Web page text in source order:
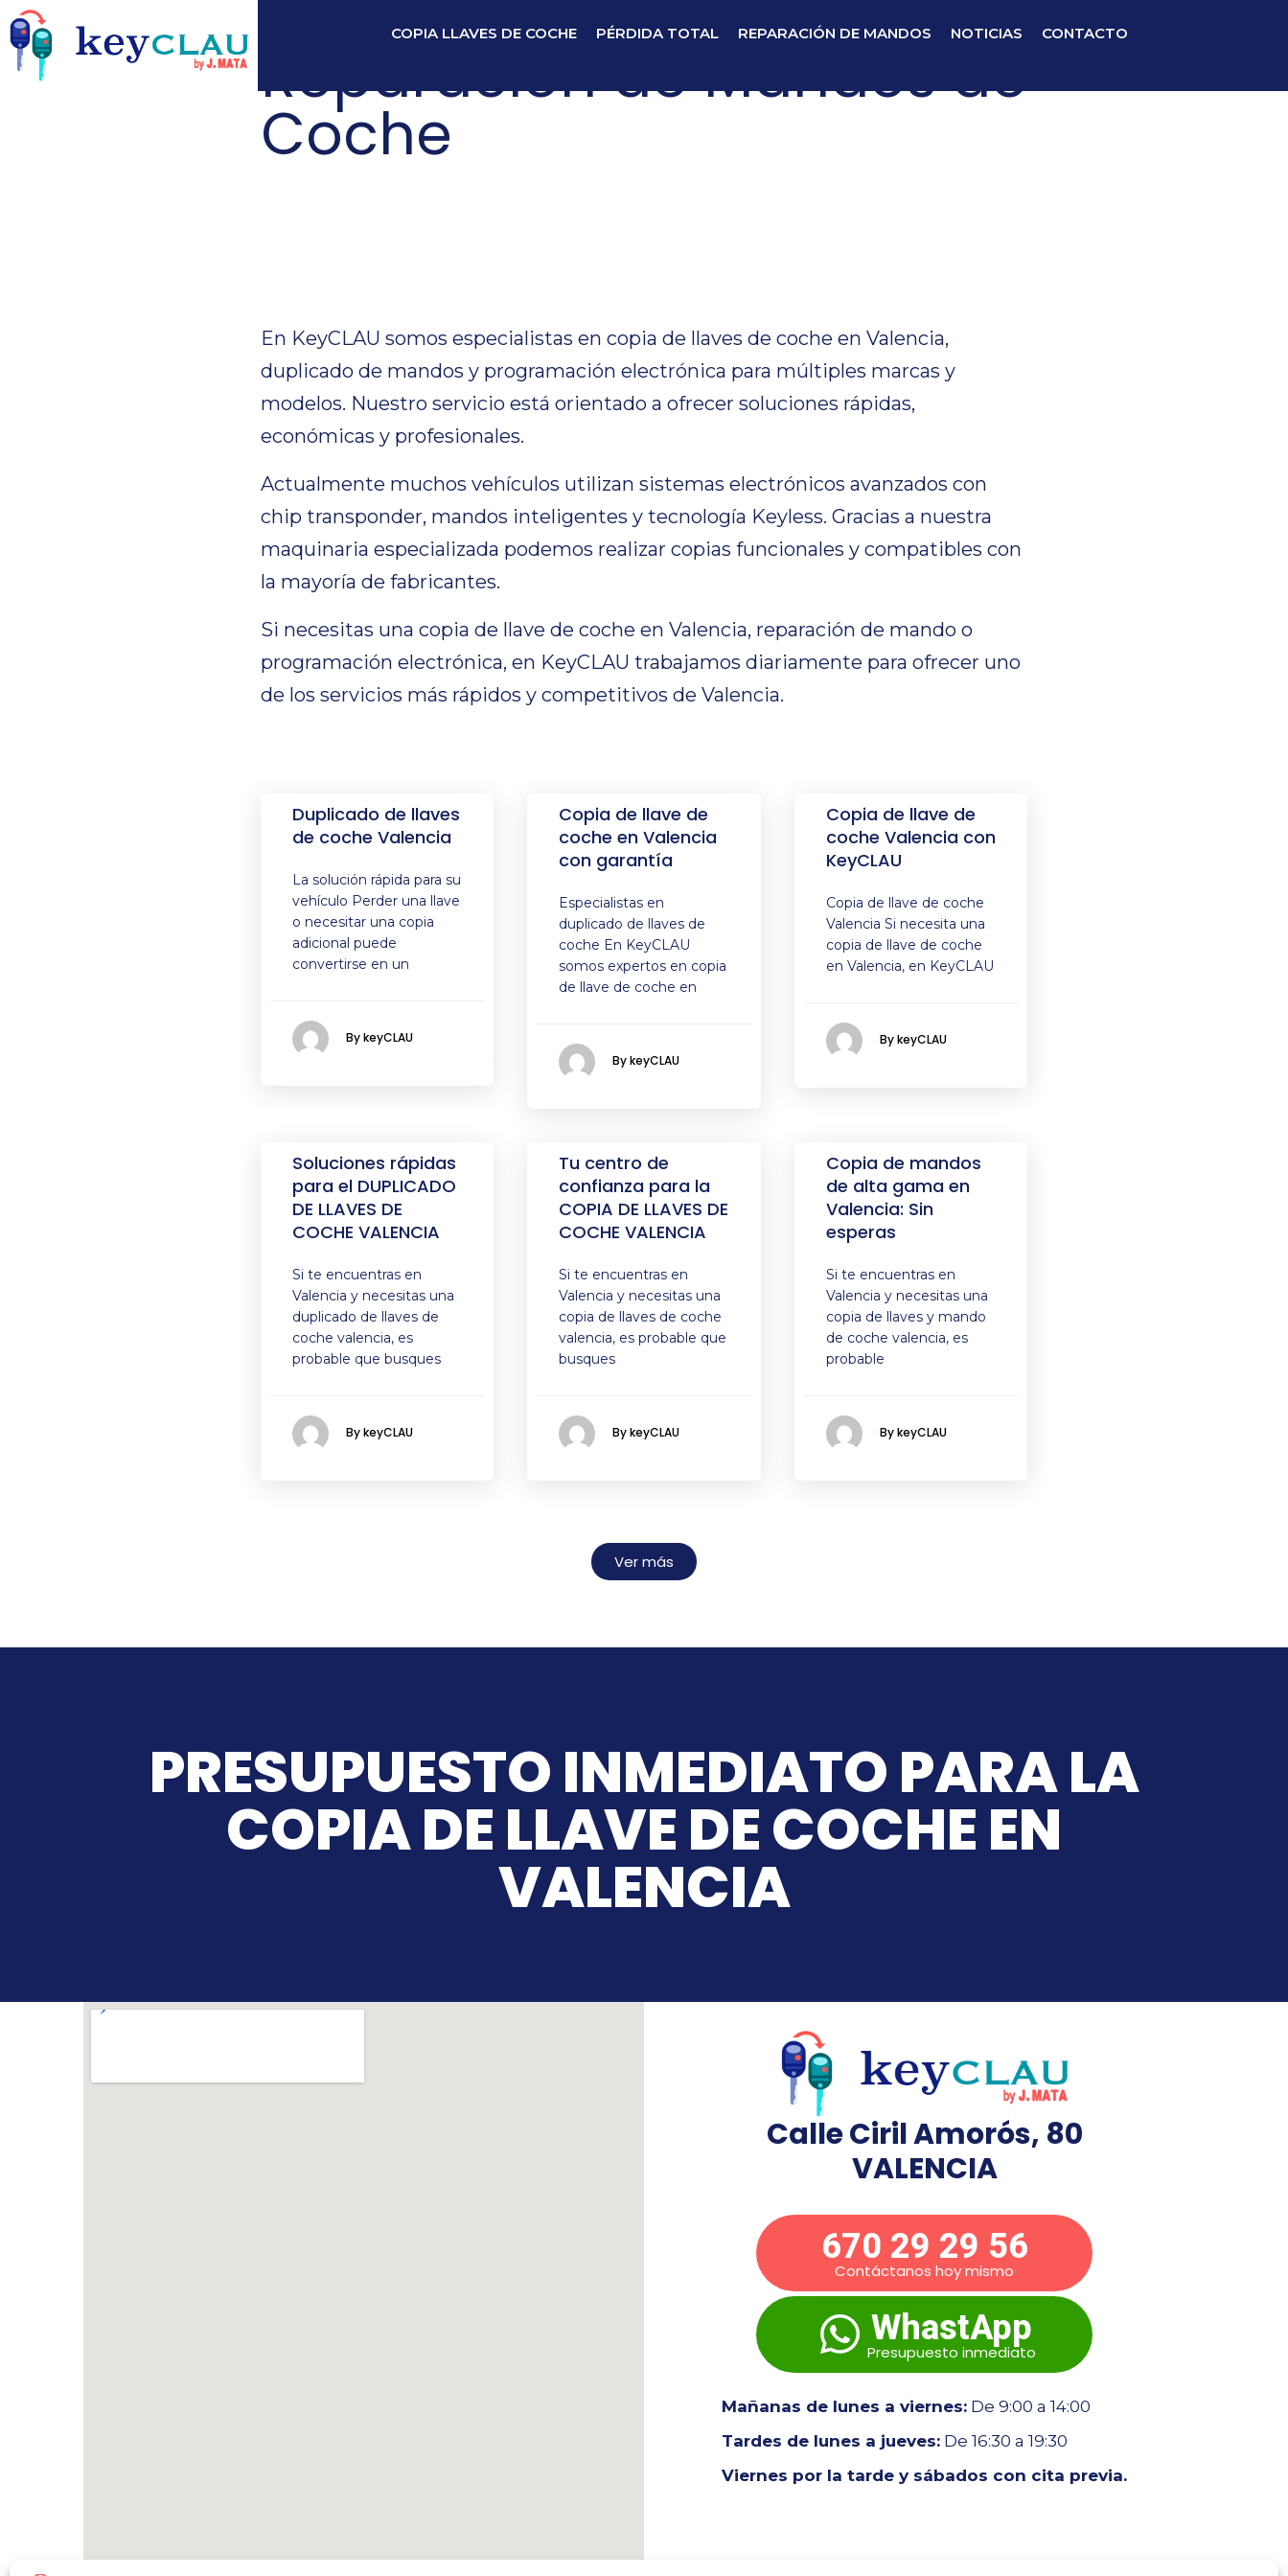
COPIA LLAVES DE COCHE PÉRDIDA TOTAL REPARACIÓN DE MANDOS NOTICIAS CONTACTO
Reparación de Mandos de
Coche
En KeyCLAU somos especialistas en copia de llaves de coche en Valencia,
duplicado de mandos y programación electrónica para múltiples marcas y
modelos. Nuestro servicio está orientado a ofrecer soluciones rápidas,
económicas y profesionales.
Actualmente muchos vehículos utilizan sistemas electrónicos avanzados con
chip transponder, mandos inteligentes y tecnología Keyless. Gracias a nuestra
maquinaria especializada podemos realizar copias funcionales y compatibles con
la mayoría de fabricantes.
Si necesitas una copia de llave de coche en Valencia, reparación de mando o
programación electrónica, en KeyCLAU trabajamos diariamente para ofrecer uno
de los servicios más rápidos y competitivos de Valencia.
Duplicado de llaves
de coche Valencia
La solución rápida para su
vehículo Perder una llave
o necesitar una copia
adicional puede
convertirse en un
By keyCLAU
Copia de llave de
coche en Valencia
con garantía
Especialistas en
duplicado de llaves de
coche En KeyCLAU
somos expertos en copia
de llave de coche en
By keyCLAU
Copia de llave de
coche Valencia con
KeyCLAU
Copia de llave de coche
Valencia Si necesita una
copia de llave de coche
en Valencia, en KeyCLAU
By keyCLAU
Soluciones rápidas
para el DUPLICADO
DE LLAVES DE
COCHE VALENCIA
Si te encuentras en
Valencia y necesitas una
duplicado de llaves de
coche valencia, es
probable que busques
By keyCLAU
Tu centro de
confianza para la
COPIA DE LLAVES DE
COCHE VALENCIA
Si te encuentras en
Valencia y necesitas una
copia de llaves de coche
valencia, es probable que
busques
By keyCLAU
Copia de mandos
de alta gama en
Valencia: Sin
esperas
Si te encuentras en
Valencia y necesitas una
copia de llaves y mando
de coche valencia, es
probable
By keyCLAU
Ver más
PRESUPUESTO INMEDIATO PARA LA
COPIA DE LLAVE DE COCHE EN
VALENCIA
Calle Ciril Amorós, 80
VALENCIA
670 29 29 56
Contáctanos hoy mismo
WhastApp
Presupuesto inmediato
Mañanas de lunes a viernes: De 9:00 a 14:00
Tardes de lunes a jueves: De 16:30 a 19:30
Viernes por la tarde y sábados con cita previa.